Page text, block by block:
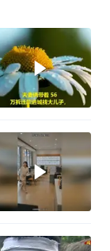
尽休”的底气
空调发明出来竟然不是为了给人降温
韧性和活力